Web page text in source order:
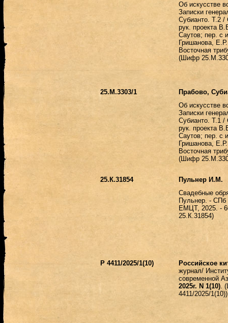
Об искусстве
Записки
Субианто. Т.2 /
рук. проекта
Саутов; пер. с
Гришанова,
Восточная
(Шифр
25.М.3303/1
Прабово,
Об искусстве
Записки
Субианто. Т.1 /
рук. проекта
Саутов; пер. с
Гришанова,
Восточная
(Шифр
25.К.31854
Пульнер И.М.
Свадебные
Пульнер. -
ЕМЦТ, 2025. -
25.К.31854)
Р 4411/2025/1(10)
Российское
журнал/
современной
2025г. N 1(10).
4411/2025/1(10))